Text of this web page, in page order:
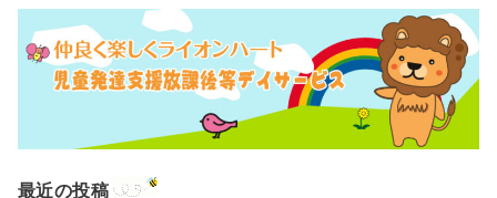
最近の投稿